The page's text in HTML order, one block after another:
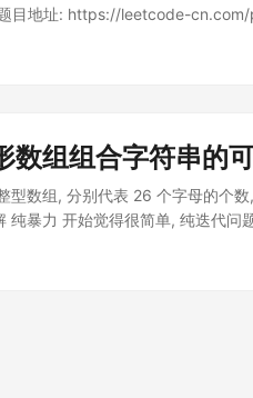
目地址: https://leetcode-
不使用额外空间来实现吗？ 示例
} v = list_sort_impl((PyListObject
是Timsort算法, 从时间复杂度来
. 下面是JSE7 中Timsort实现代
iterative mergesort that
sorted arrays, while offering
it requires only a small constant
数组组合字符串的
型数组, 分别代表 26 个字母的个
暴力 开始觉得很简单, 纯迭代问
i++) { if (nums[i] > 0) {
用), 这里为了简单就假设全部使用
放 $a$ , 有$(sum, a0)$种选择